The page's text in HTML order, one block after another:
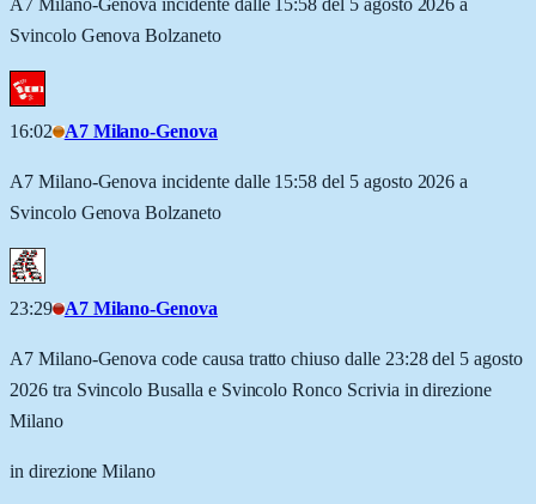
Svincolo Genova Bolzaneto
16:02 A7 Milano-Genova
A7 Milano-Genova incidente dalle 15:58 del 5 agosto 2026 a
Svincolo Genova Bolzaneto
23:29 A7 Milano-Genova
A7 Milano-Genova code causa tratto chiuso dalle 23:28 del 5 agosto
2026 tra Svincolo Busalla e Svincolo Ronco Scrivia in direzione
Milano
in direzione Milano